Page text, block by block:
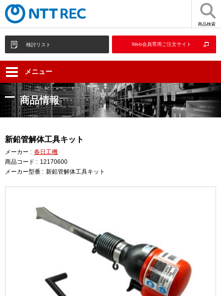
商品検索
検討リスト Web会員専用ご注文サイト
メニュー
商品情報
新鉛管解体工具キット
メーカー : 春日工機
商品コード : 12170600
メーカー型番 : 新鉛管解体工具キット